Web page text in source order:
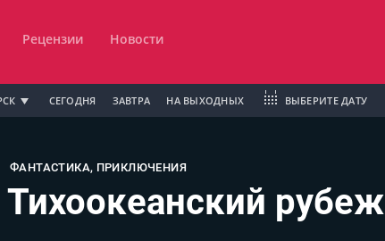
Рецензии Новости
СЕГОДНЯ ЗАВТРА НА ВЫХОДНЫХ ВЫБЕРИТЕ ДАТУ
ФАНТАСТИКА, ПРИКЛЮЧЕНИЯ
Тихоокеанский рубеж